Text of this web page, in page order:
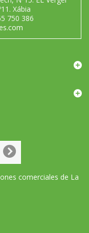
Xábia
750 386
comerciales de La